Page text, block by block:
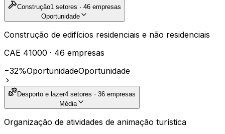
Construção1 setores · 46 empresas
Oportunidade
Construção de edifícios residenciais e não residenciais
CAE 41000 · 46 empresas
−32%OportunidadeOportunidade
Desporto e lazer4 setores · 36 empresas
Média
Organização de atividades de animação turística